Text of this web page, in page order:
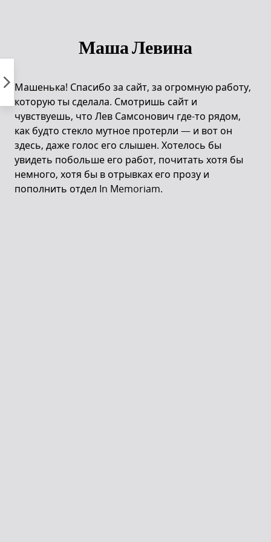
Маша Левина
Машенька! Спасибо за сайт, за огромную работу,
которую ты сделала. Смотришь сайт и
чувствуешь, что Лев Самсонович где-то рядом,
как будто стекло мутное протерли — и вот он
здесь, даже голос его слышен. Хотелось бы
увидеть побольше его работ, почитать хотя бы
немного, хотя бы в отрывках его прозу и
пополнить отдел In Memoriam.